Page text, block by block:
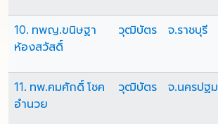
10. ทพญ.ขนิษฐา
ห้องสวัสดิ์
วุฒิบัตร จ.ราชบุรี
11. ทพ.คมศักดิ์ โชค
อำนวย
วุฒิบัตร จ.นครปฐม